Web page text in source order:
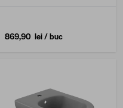
869,90 lei/ buc